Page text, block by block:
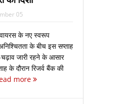
05
वायरस के नए स्वरूप
के बीच इस सप्ताह
चढ़ाव जारी रहने के आसार
के दौरान रिजर्व बैंक की
more